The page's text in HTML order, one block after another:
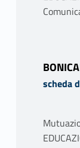
Il
distinti:
• Etica
dedicato
sociali
scheda